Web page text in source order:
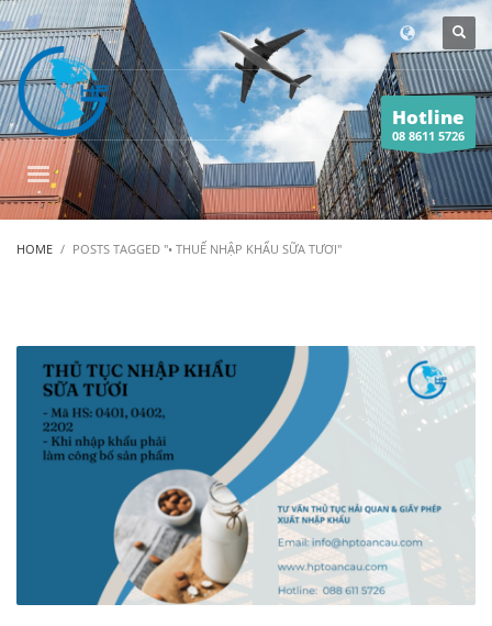
Hotline
08 8611 5726
HOME POSTS TAGGED "• THUẾ NHẬP KHẨU SỮA TƯƠI"